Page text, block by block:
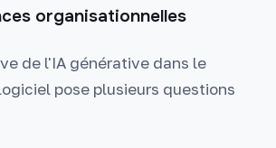
organisationnelles
de l'IA générative dans le
pose plusieurs questions